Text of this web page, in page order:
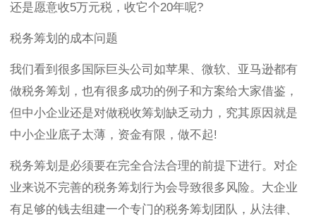
还是愿意收5万元税，收它个20年呢?
税务筹划的成本问题
我们看到很多国际巨头公司如苹果、微软、亚马逊都有
做税务筹划，也有很多成功的例子和方案给大家借鉴，
但中小企业还是对做税收筹划缺乏动力，究其原因就是
中小企业底子太薄，资金有限，做不起!
税务筹划是必须要在完全合法合理的前提下进行。对企
业来说不完善的税务筹划行为会导致很多风险。大企业
有足够的钱去组建一个专门的税务筹划团队，从法律、